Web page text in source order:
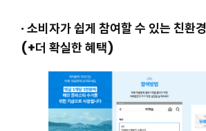
· 소비자가 쉽게 참여할 수 있는 친환
(+더 확실한 혜택)